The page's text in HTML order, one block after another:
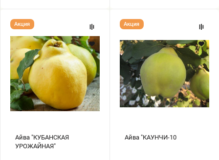
Айва
"КУБАНСКАЯ
УРОЖАЙНАЯ"
Айва "КУБАНСКАЯ
УРОЖАЙНАЯ"
Акция
Айва
"КАУНЧИ-10
Айва "КАУНЧИ-10
Акция